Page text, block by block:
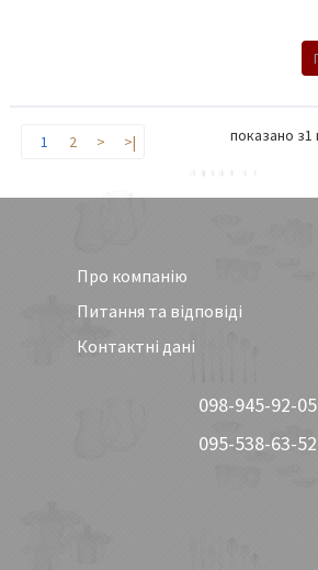
1 2 > >| показано з1
Про компанію
Питання та відповіді
Контактні дані
098-945-92-05
095-538-63-52